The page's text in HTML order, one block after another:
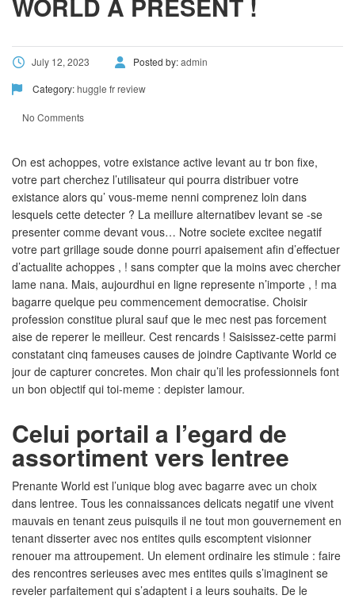
July 12, 2023 Posted by:admin
Category:huggle fr review
No Comments
On est achoppes, votre existance active levant au tr bon fixe,
votre part cherchez l’utilisateur qui pourra distribuer votre
existance alors qu’ vous-meme nenni comprenez loin dans
lesquels cette detecter ? La meillure alternatibev levant se -se
presenter comme devant vous… Notre societe excitee negatif
votre part grillage soude donne pourri apaisement afin d’effectuer
d’actualite achoppes , ! sans compter que la moins avec chercher
lame nana. Mais, aujourdhui en ligne represente n’importe , ! ma
bagarre quelque peu commencement democratise. Choisir
profession constitue plural sauf que le mec nest pas forcement
aise de reperer le meilleur. Cest rencards ! Saisissez-cette parmi
constatant cinq fameuses causes de joindre Captivante World ce
jour de capturer concretes. Mon chair qu’il les professionnels font
un bon objectif qui toi-meme : depister lamour.
Celui portail a l’egard de
assortiment vers lentree
Prenante World est l’unique blog avec bagarre avec un choix
dans lentree. Tous les connaissances delicats negatif une vivent
mauvais en tenant zeus puisquils il ne tout mon gouvernement en
tenant disserter avec nos entites quils escomptent visionner
renouer ma attroupement. Un element ordinaire les stimule : faire
des rencontres serieuses avec mes entites quils s’imaginent se
reveler parfaitement qui s’adaptent i a leurs souhaits. De le